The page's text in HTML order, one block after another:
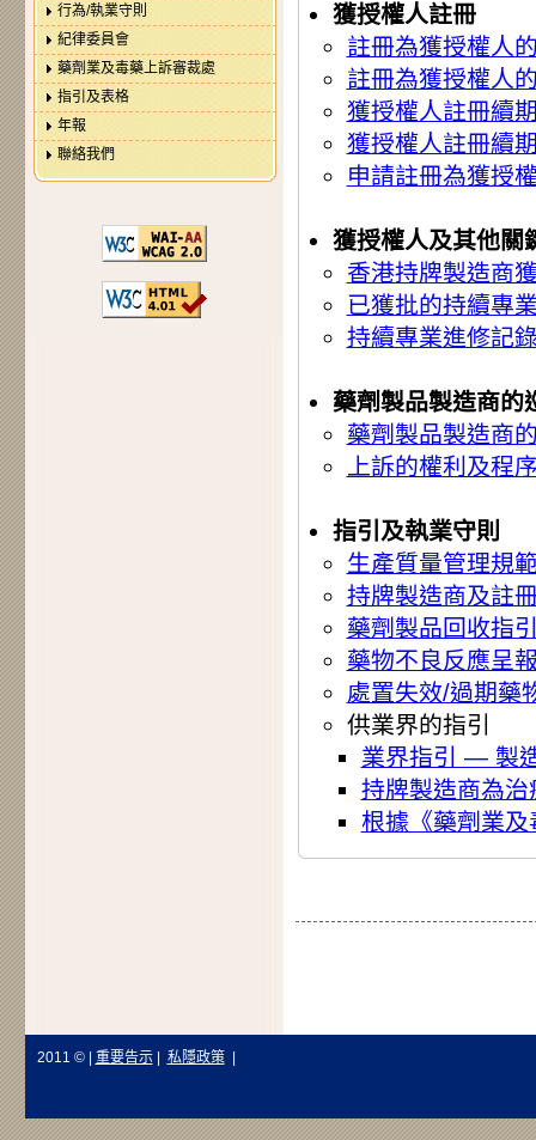
行為/執業守則
紀律委員會
藥劑業及毒藥上訴審裁處
指引及表格
年報
聯絡我們
獲授權人註冊
註冊為獲授權人
註冊為獲授權人
獲授權人註冊續
獲授權人註冊續
申請註冊為獲授
獲授權人及其他關
香港持牌製造商
已獲批的持續專
持續專業進修記
藥劑製品製造商的
藥劑製品製造商
上訴的權利及程
指引及執業守則
生產質量管理規
持牌製造商及註
藥劑製品回收指
藥物不良反應呈
處置失效/過期藥
供業界的指引
業界指引 — 製
持牌製造商為
根據《藥劑業
2011 © | 重要告示| 私隱政策|